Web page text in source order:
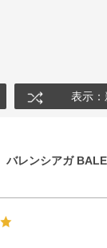
表示
バレンシアガ